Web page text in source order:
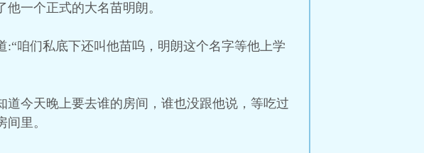
一个正式的大名苗明朗。
咱们私底下还叫他苗呜，明朗这个名字等他上学
今天晚上要去谁的房间，谁也没跟他说，等吃过
里。